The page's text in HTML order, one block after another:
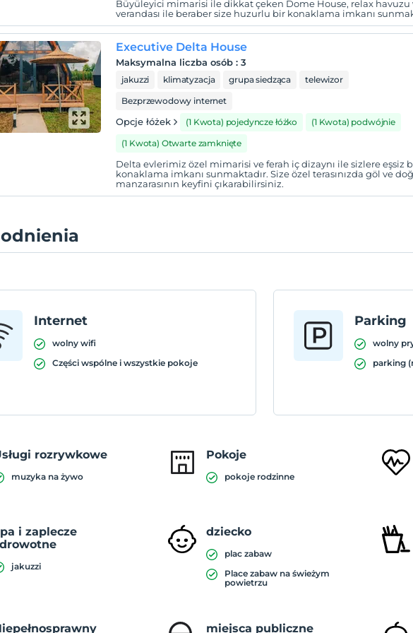
Büyüleyici mimarisi ile dikkat çeken Dome House, relax havuzu
verandası ile beraber size huzurlu bir konaklama imkanı
Executive Delta House
Maksymalna liczba osób :3
jakuzzi klimatyzacja grupa siedząca
telewizor
Bezprzewodowy internet
Opcje łóżek (1 Kwota) pojedyncze łóżko
(1 Kwota) podwójnie
(1 Kwota) Otwarte zamknięte
Delta evlerimiz özel mimarisi ve ferah iç dizaynı ile sizlere eşsiz
konaklama imkanı sunmaktadır. Size özel terasınızda göl ve
manzarasının keyfini çıkarabilirsiniz.
Internet
wolny wifi
Części wspólne i wszystkie pokoje
Parking
wolny
parking
rozrywkowe
muzyka na żywo
Pokoje
pokoje rodzinne
i zaplecze
jakuzzi
dziecko
plac zabaw
Place zabaw na świeżym
powietrzu
miejsca publiczne